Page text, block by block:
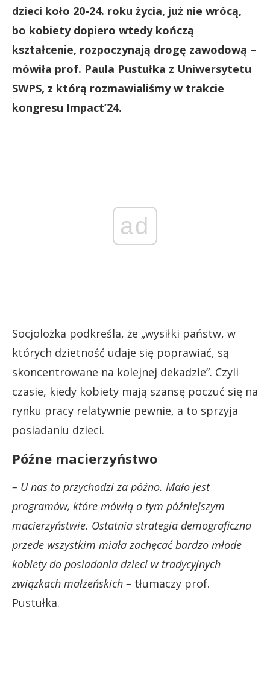
dzieci koło 20-24. roku życia, już nie wrócą,
bo kobiety dopiero wtedy kończą
kształcenie, rozpoczynają drogę zawodową –
mówiła prof. Paula Pustułka z Uniwersytetu
SWPS, z którą rozmawialiśmy w trakcie
kongresu Impact’24.
ad
Socjolożka podkreśla, że „wysiłki państw, w
których dzietność udaje się poprawiać, są
skoncentrowane na kolejnej dekadzie”. Czyli
czasie, kiedy kobiety mają szansę poczuć się na
rynku pracy relatywnie pewnie, a to sprzyja
posiadaniu dzieci.
Późne macierzyństwo
– U nas to przychodzi za późno. Mało jest
programów, które mówią o tym późniejszym
macierzyństwie. Ostatnia strategia demograficzna
przede wszystkim miała zachęcać bardzo młode
kobiety do posiadania dzieci w tradycyjnych
związkach małżeńskich – tłumaczy prof.
Pustułka.